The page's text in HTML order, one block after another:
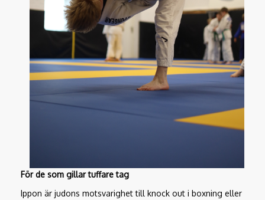
För de som gillar tuffare tag
Ippon är judons motsvarighet till knock out i boxning eller